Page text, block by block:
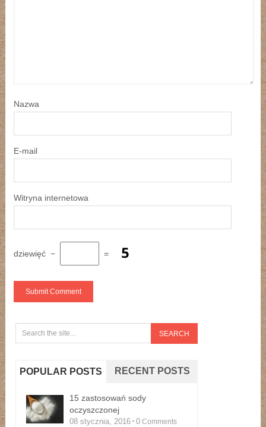
Nazwa
E-mail
Witryna internetowa
dziewięć − =
POPULAR POSTS RECENT POSTS
15 zastosowań sody
oczyszczonej
08 stycznia, 2016 0 Comments